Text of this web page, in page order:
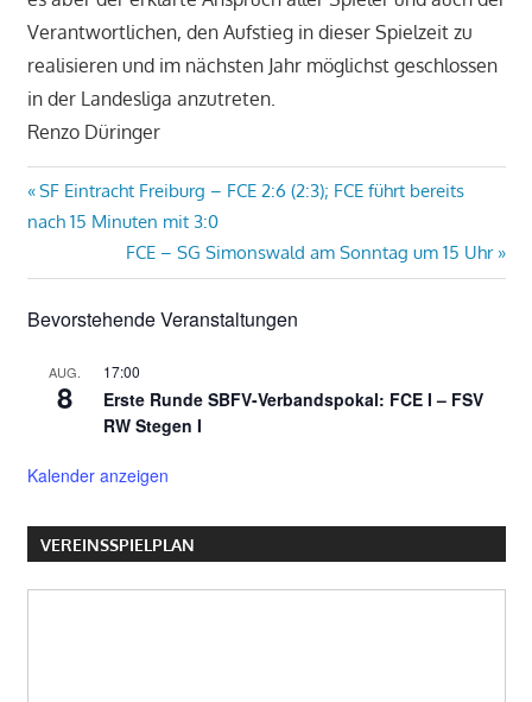
Verantwortlichen, den Aufstieg in dieser Spielzeit zu
realisieren und im nächsten Jahr möglichst geschlossen
in der Landesliga anzutreten.
Renzo Düringer
Beitragsnavigation
Vorheriger
Beitrag:
SF Eintracht Freiburg – FCE 2:6 (2:3); FCE führt bereits
nach 15 Minuten mit 3:0
Nächster
Beitrag:
FCE – SG Simonswald am Sonntag um 15 Uhr
Bevorstehende Veranstaltungen
AUG.
8
17:00
Erste Runde SBFV-Verbandspokal: FCE I – FSV
RW Stegen I
Kalender anzeigen
VEREINSSPIELPLAN